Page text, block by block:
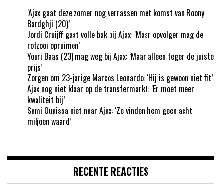
‘Ajax gaat deze zomer nog verrassen met komst van Roony
Bardghji (20)’
Jordi Cruijff gaat volle bak bij Ajax: ‘Maar opvolger mag de
rotzooi opruimen’
Youri Baas (23) mag weg bij Ajax: ‘Maar alleen tegen de juiste
prijs’
Zorgen om 23-jarige Marcos Leonardo: ‘Hij is gewoon niet fit’
Ajax nog niet klaar op de transfermarkt: ‘Er moet meer
kwaliteit bij’
Sami Ouaissa niet naar Ajax: ‘Ze vinden hem geen acht
miljoen waard’
RECENTE REACTIES